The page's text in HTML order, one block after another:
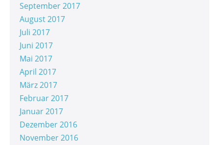
September 2017
August 2017
Juli 2017
Juni 2017
Mai 2017
April 2017
März 2017
Februar 2017
Januar 2017
Dezember 2016
November 2016